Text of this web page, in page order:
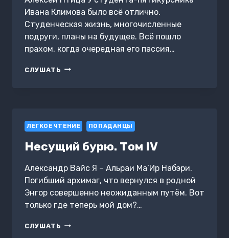
Ивана Климова было всё отлично.
Студенческая жизнь, многочисленные
подруги, планы на будущее. Всё пошло
прахом, когда очередная его пассия…
СЛУШАТЬ ВОЖДЬ
ЛЕГКОЕ ЧТЕНИЕ ПОПАДАНЦЫ
Несущий бурю. Том IV
Александр Вайс Я – Альраи Ма’Ир Набэри.
Погибший архимаг, что вернулся в родной
Энгор совершенно неожиданным путём. Вот
только где теперь мой дом?…
СЛУШАТЬ НЕСУЩИЙ